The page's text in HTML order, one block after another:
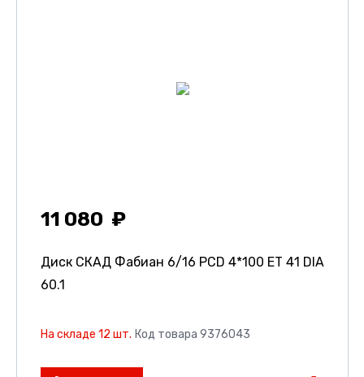
11 080
Диск СКАД Фабиан 6/16 PCD 4*100 ET 41 DIA
60.1
На складе 12 шт. Код товара 9376043